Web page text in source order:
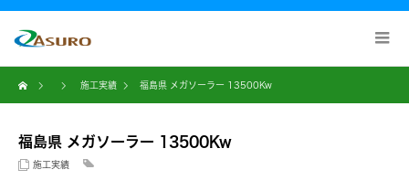
施工実績 福島県 メガソーラー 13500Kw
福島県 メガソーラー 13500Kw
施工実績